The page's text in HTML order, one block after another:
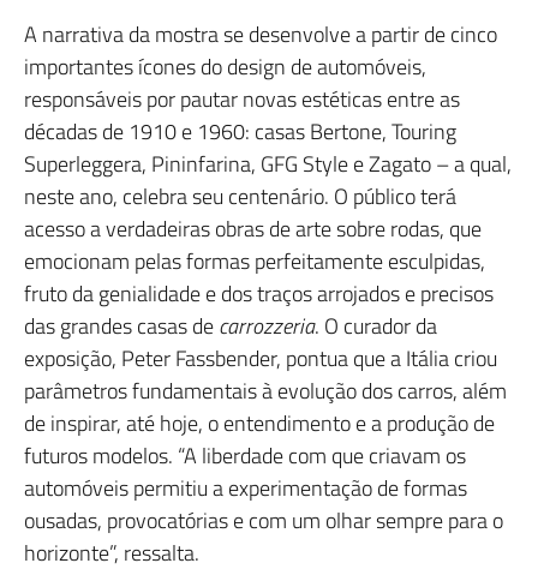
A narrativa da mostra se desenvolve a partir de cinco
importantes ícones do design de automóveis,
responsáveis por pautar novas estéticas entre as
décadas de 1910 e 1960: casas Bertone, Touring
Superleggera, Pininfarina, GFG Style e Zagato – a qual,
neste ano, celebra seu centenário. O público terá
acesso a verdadeiras obras de arte sobre rodas, que
emocionam pelas formas perfeitamente esculpidas,
fruto da genialidade e dos traços arrojados e precisos
das grandes casas decarrozzeria. O curador da
exposição, Peter Fassbender, pontua que a Itália criou
parâmetros fundamentais à evolução dos carros, além
de inspirar, até hoje, o entendimento e a produção de
futuros modelos. “A liberdade com que criavam os
automóveis permitiu a experimentação de formas
ousadas, provocatórias e com um olhar sempre para o
horizonte”, ressalta.